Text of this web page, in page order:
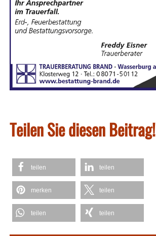
Teilen Sie diesen Beitrag!
teilen teilen
merken teilen
teilen teilen